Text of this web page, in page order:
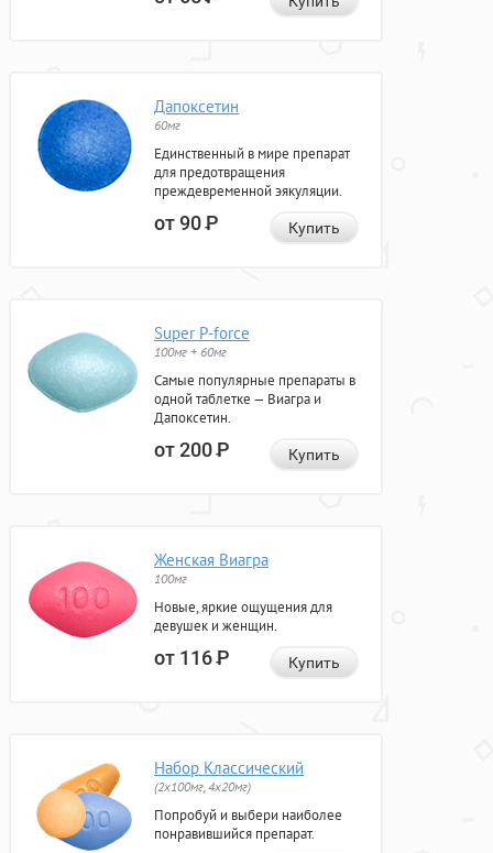
Дапоксетин
60мг
Единственный в мире препарат
для предотвращения
преждевременной эякуляции.
от 90Р Купить
Super P-force
100мг + 60мг
Самые популярные препараты в
одной таблетке — Виагра и
Дапоксетин.
от 200Р Купить
Женская Виагра
100мг
Новые, яркие ощущения для
девушек и женщин.
от 116Р Купить
Набор Классический
(2x100мг, 4x20мг)
Попробуй и выбери наиболее
понравившийся препарат.